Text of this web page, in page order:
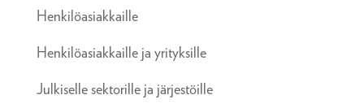
Henkilöasiakkaille
Henkilöasiakkaille ja yrityksille
Julkiselle sektorille ja järjestöille